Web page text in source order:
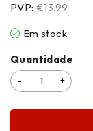
PVP: €13.99
Em stock
Quantidade